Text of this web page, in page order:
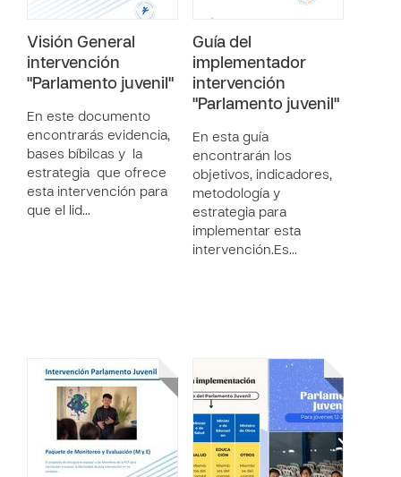
Visión General
intervención
"Parlamento juvenil"
En este documento
encontrarás evidencia,
bases bíbilcas y la
estrategia que ofrece
esta intervención para
que el lid…
Guía del
implementador
intervención
"Parlamento juvenil"
En esta guía
encontrarán los
objetivos, indicadores,
metodología y
estrategia para
implementar esta
intervención.Es…